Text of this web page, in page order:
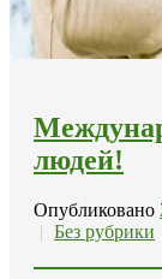
людей!
Опубликовано
Без рубрики